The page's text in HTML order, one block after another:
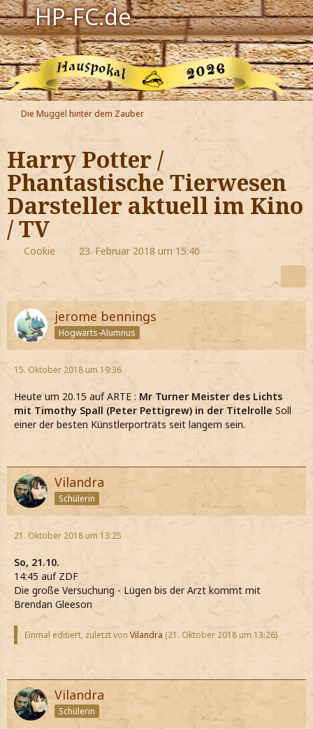
HP-FC.de
Navigation
Harry Potter
Der HP-FC
Hogwarts
Zauberwelt
Willkommen
Jetzt Fanclub-Mitglied werden!
Die Muggel hinter dem Zauber
Harry Potter /
Phantastische Tierwesen
Darsteller aktuell im Kino
/ TV
Cookie 23. Februar 2018 um 15:40
jerome bennings
Hogwarts-Alumnus
15. Oktober 2018 um 19:36
Heute um 20.15 auf ARTE : Mr Turner Meister des Lichts
mit Timothy Spall (Peter Pettigrew) in der Titelrolle Soll
einer der besten Künstlerporträts seit langem sein.
Vilandra
Schülerin
21. Oktober 2018 um 13:25
So, 21.10.
14:45 auf ZDF
Die große Versuchung - Lügen bis der Arzt kommt mit
Brendan Gleeson
Einmal editiert, zuletzt von Vilandra (21. Oktober 2018 um 13:26)
Vilandra
Schülerin